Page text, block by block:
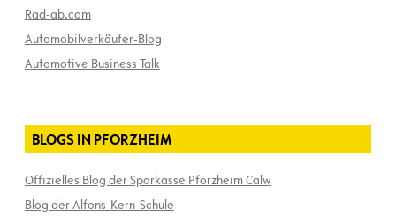
Rad-ab.com
Automobilverkäufer-Blog
Automotive Business Talk
BLOGS IN PFORZHEIM
Offizielles Blog der Sparkasse Pforzheim Calw
Blog der Alfons-Kern-Schule